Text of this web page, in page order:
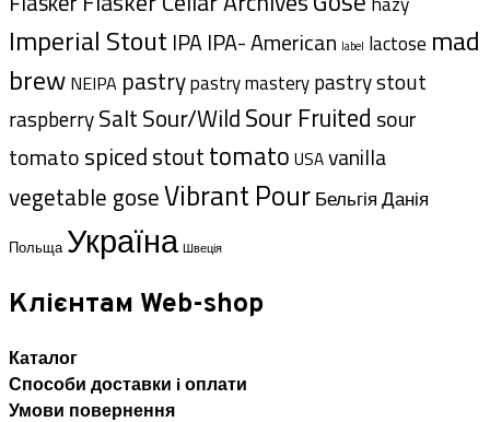
Imperial Stout IPA IPA- American label lactose mad
brew NEIPA pastrypastry masterypastry stout
raspberrySaltSour/WildSour Fruited sour
tomatospicedstouttomato USAvanilla
vegetable goseVibrant PourБельгіяДанія
Польща Україна Швеція
Клієнтам Web-shop
Каталог
Способи доставки i оплати
Умови повернення